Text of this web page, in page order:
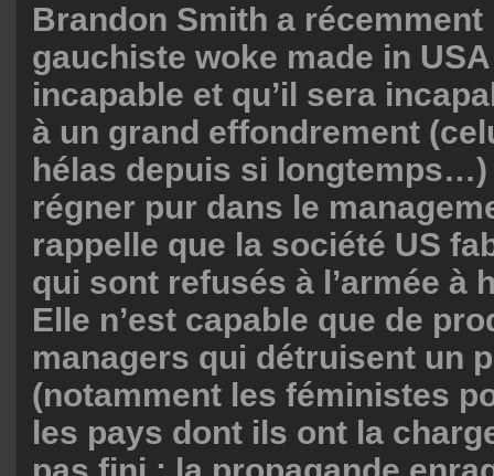
Brandon Smith a récemment
gauchiste woke made in
incapable et qu’il sera
à un grand effondrement
hélas depuis si
régner pur dans le
rappelle que la société US
qui sont refusés à l’armée à
Elle n’est capable que de
managers qui détruisent un
(notamment les féministes
les pays dont ils ont la